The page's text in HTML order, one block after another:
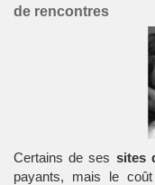
de rencontres
Certains de ses sites
payants, mais le coût